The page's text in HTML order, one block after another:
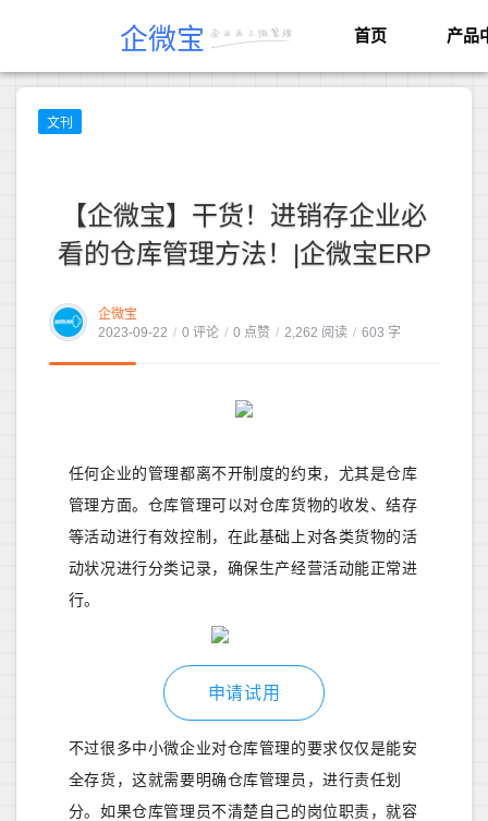
企微宝 首页 产品
文刊
【企微宝】干货！进销存企业必
看的仓库管理方法！|企微宝ERP
企微宝
2023-09-22 / 0 评论 / 0 点赞 / 2,262 阅读 / 603 字
任何企业的管理都离不开制度的约束，尤其是仓库
管理方面。仓库管理可以对仓库货物的收发、结存
等活动进行有效控制，在此基础上对各类货物的活
动状况进行分类记录，确保生产经营活动能正常进
行。
申请试用
不过很多中小微企业对仓库管理的要求仅仅是能安
全存货，这就需要明确仓库管理员，进行责任划
分。如果仓库管理员不清楚自己的岗位职责，就容